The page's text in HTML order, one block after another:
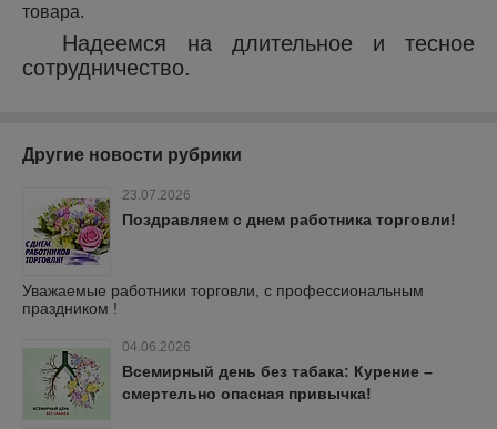
товара.
Надеемся на длительное и тесное
сотрудничество.
Другие новости рубрики
23.07.2026
Поздравляем с днем работника торговли!
Уважаемые работники торговли, с профессиональным
праздником !
04.06.2026
Всемирный день без табака: Курение –
смертельно опасная привычка!